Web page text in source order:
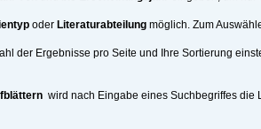
oder Literaturabteilung möglich. Zum
der Ergebnisse pro Seite und Ihre Sortierung
wird nach Eingabe eines Suchbegriffes die